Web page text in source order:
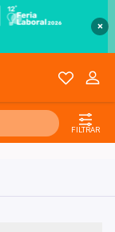
×
FILTRAR